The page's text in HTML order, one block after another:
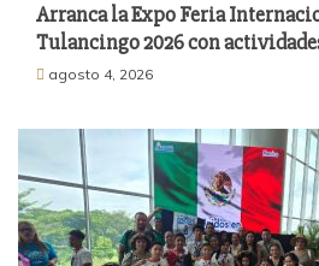
Arranca la Expo Feria
Tulancingo 2026 con
agosto 4, 2026